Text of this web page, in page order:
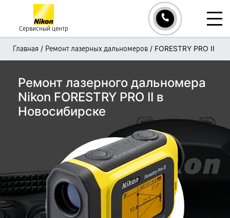
Сервисный центр
Главная / Ремонт лазерных дальномеров / FORESTRY PRO II
Ремонт лазерного дальномера
Nikon FORESTRY PRO II в
Новосибирске